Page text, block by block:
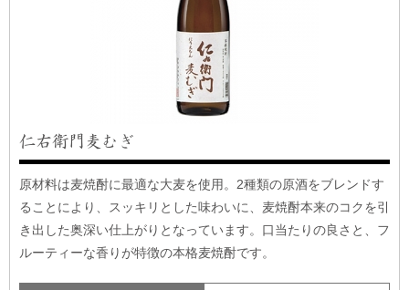
仁右衛門麦むぎ
原材料は麦焼酎に最適な大麦を使用。2種類の原酒をブレンドす
ることにより、スッキリとした味わいに、麦焼酎本来のコクを引
き出した奥深い仕上がりとなっています。口当たりの良さと、フ
ルーティーな香りが特徴の本格麦焼酎です。